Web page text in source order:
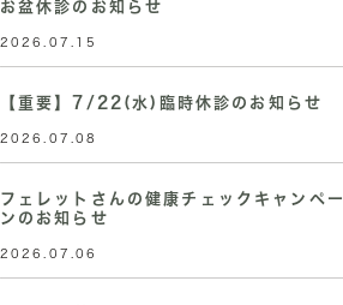
お盆休診のお知らせ
2026.07.15
【重要】7/22(水)臨時休診のお知らせ
2026.07.08
フェレットさんの健康チェックキャンペー
ンのお知らせ
2026.07.06